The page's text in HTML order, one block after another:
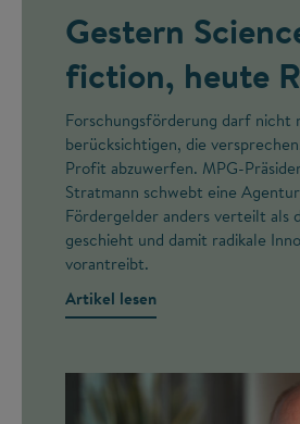
Gestern
fiction, heute
Forschungsförderung darf nicht
berücksichtigen, die
Profit abzuwerfen. MPG-
Stratmann schwebt eine
Fördergelder anders verteilt als
geschieht und damit radikale
vorantreibt.
Artikel lesen